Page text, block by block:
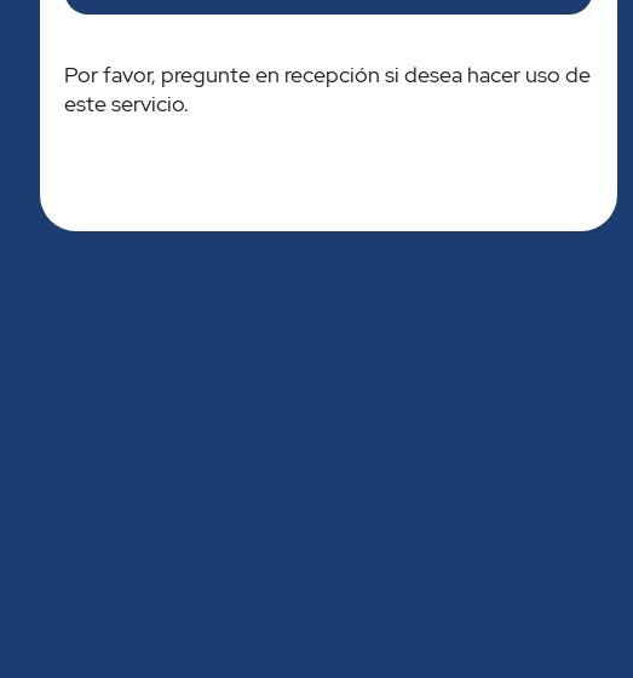
Por favor, pregunte en recepción si desea hacer uso de
este servicio.